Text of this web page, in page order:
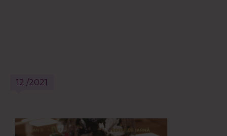
12 /2021